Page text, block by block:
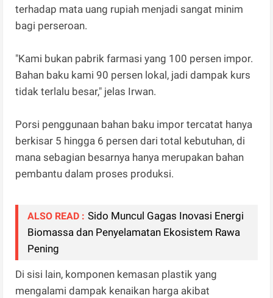
terhadap mata uang rupiah menjadi sangat minim
bagi perseroan.
"Kami bukan pabrik farmasi yang 100 persen impor.
Bahan baku kami 90 persen lokal, jadi dampak kurs
tidak terlalu besar," jelas Irwan.
Porsi penggunaan bahan baku impor tercatat hanya
berkisar 5 hingga 6 persen dari total kebutuhan, di
mana sebagian besarnya hanya merupakan bahan
pembantu dalam proses produksi.
ALSO READ : Sido Muncul Gagas Inovasi Energi
Biomassa dan Penyelamatan Ekosistem Rawa
Pening
Di sisi lain, komponen kemasan plastik yang
mengalami dampak kenaikan harga akibat